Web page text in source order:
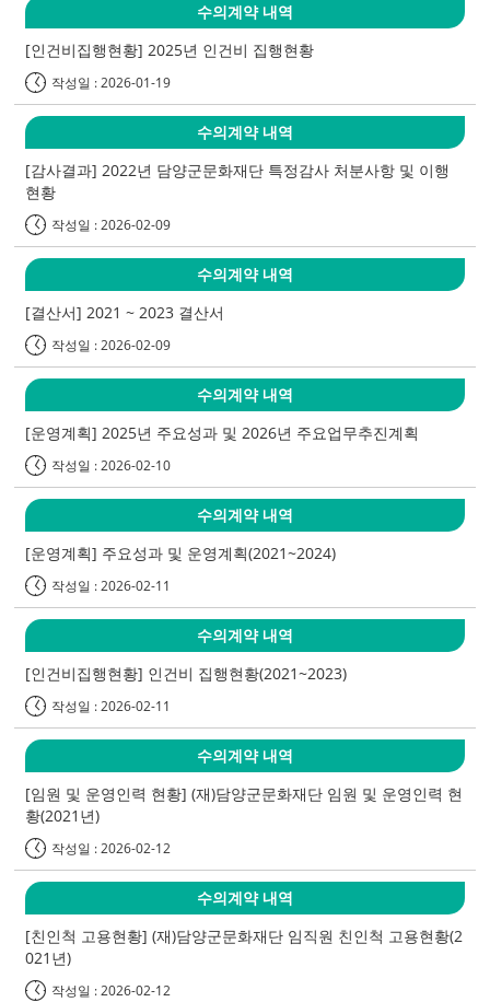
수의계약 내역
[인건비집행현황] 2025년 인건비 집행현황
작성일 : 2026-01-19
수의계약 내역
[감사결과] 2022년 담양군문화재단 특정감사 처분사항 및 이행
현황
작성일 : 2026-02-09
수의계약 내역
[결산서] 2021 ~ 2023 결산서
작성일 : 2026-02-09
수의계약 내역
[운영계획] 2025년 주요성과 및 2026년 주요업무추진계획
작성일 : 2026-02-10
수의계약 내역
[운영계획] 주요성과 및 운영계획(2021~2024)
작성일 : 2026-02-11
수의계약 내역
[인건비집행현황] 인건비 집행현황(2021~2023)
작성일 : 2026-02-11
수의계약 내역
[임원 및 운영인력 현황] (재)담양군문화재단 임원 및 운영인력 현
황(2021년)
작성일 : 2026-02-12
수의계약 내역
[친인척 고용현황] (재)담양군문화재단 임직원 친인척 고용현황(2
021년)
작성일 : 2026-02-12